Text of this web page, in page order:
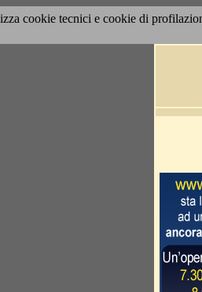
cookie tecnici e cookie di